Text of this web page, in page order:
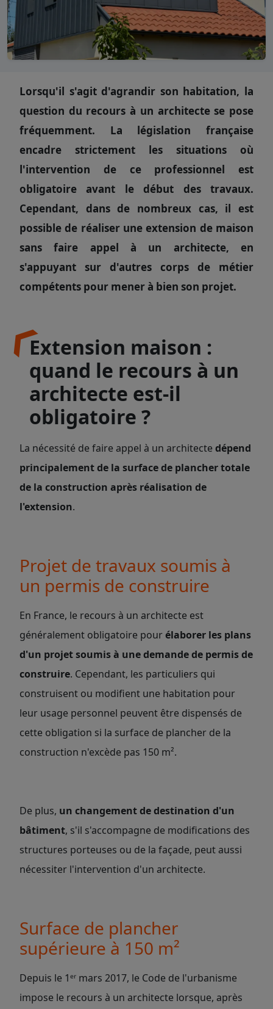
Lorsqu'il s'agit d'agrandir son habitation, la
question du recours à un architecte se pose
fréquemment. La législation française
encadre strictement les situations où
l'intervention de ce professionnel est
obligatoire avant le début des travaux.
Cependant, dans de nombreux cas, il est
possible de réaliser une extension de maison
sans faire appel à un architecte, en
s'appuyant sur d'autres corps de métier
compétents pour mener à bien son projet.
Extension maison :
quand le recours à un
architecte est-il
obligatoire ?
La nécessité de faire appel à un architecte dépend
principalement de la surface de plancher totale
de la construction après réalisation de
l'extension.
Projet de travaux soumis à
un permis de construire
En France, le recours à un architecte est
généralement obligatoire pourélaborer les plans
d'un projet soumis à une demande de permis de
construire. Cependant, les particuliers qui
construisent ou modifient une habitation pour
leur usage personnel peuvent être dispensés de
cette obligation si la surface de plancher de la
construction n'excède pas 150 m².
De plus, un changement de destination d'un
bâtiment, s'il s'accompagne de modifications des
structures porteuses ou de la façade, peut aussi
nécessiter l'intervention d'un architecte.
Surface de plancher
supérieure à 150 m²
Depuis le 1ᵉʳ mars 2017, le Code de l'urbanisme
impose le recours à un architecte lorsque, après